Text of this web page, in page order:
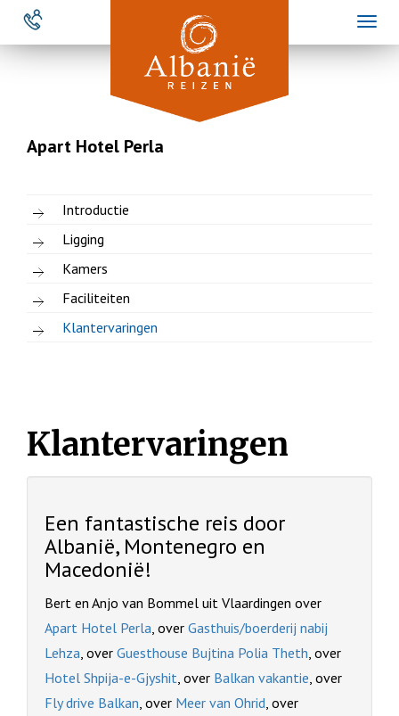
Overslaan
naar
Apart Hotel Perla
Introductie
Ligging
Kamers
Faciliteiten
Klantervaringen
Klantervaringen
Een fantastische reis door
Albanië, Montenegro en
Macedonië!
Bert en Anjo van Bommel uit Vlaardingen over
Apart Hotel Perla, over Gasthuis/boerderij nabij
Lehza, over Guesthouse Bujtina Polia Theth, over
Hotel Shpija-e-Gjyshit, over Balkan vakantie, over
Fly drive Balkan, over Meer van Ohrid, over